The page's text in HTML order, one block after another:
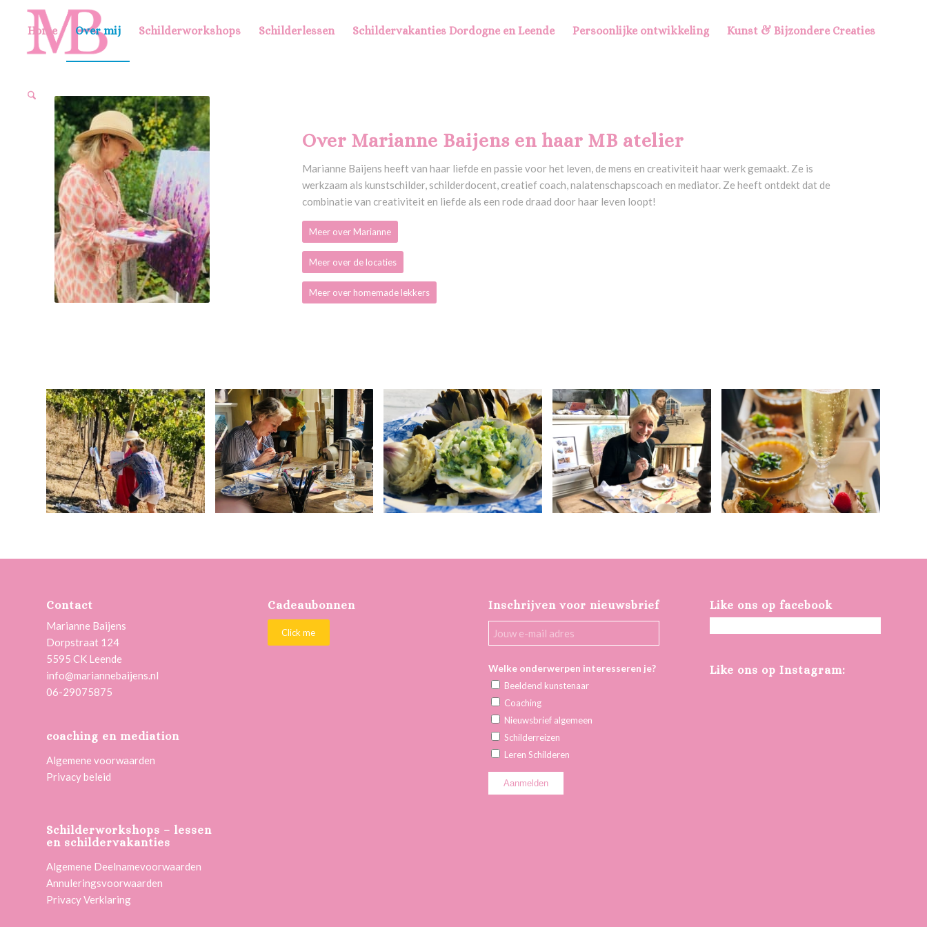
Home Over mij Schilderworkshops Schilderlessen Schildervakanties Dordogne en Leende Persoonlijke ontwikkeling Kunst & Bijzondere Creaties
Over Marianne Baijens en haar MB atelier
Marianne Baijens heeft van haar liefde en passie voor het leven, de mens en creativiteit haar werk gemaakt. Ze is
werkzaam als kunstschilder, schilderdocent, creatief coach, nalatenschapscoach en mediator. Ze heeft ontdekt dat de
combinatie van creativiteit en liefde als een rode draad door haar leven loopt!
Meer over Marianne
Meer over de locaties
Meer over homemade lekkers
Contact
Marianne Baijens
Dorpstraat 124
5595 CK Leende
info@mariannebaijens.nl
06-29075875
coaching en mediation
Algemene voorwaarden
Privacy beleid
Schilderworkshops – lessen
en schildervakanties
Algemene Deelnamevoorwaarden
Annuleringsvoorwaarden
Privacy Verklaring
Cadeaubonnen
Click me
Inschrijven voor nieuwsbrief
Welke onderwerpen interesseren je?
Beeldend kunstenaar
Coaching
Nieuwsbrief algemeen
Schilderreizen
Leren Schilderen
Like ons op facebook
Like ons op Instagram: